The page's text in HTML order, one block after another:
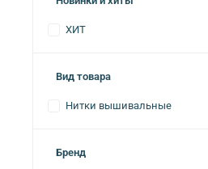
ХИТ
Вид товара
Нитки вышивальные
Бренд